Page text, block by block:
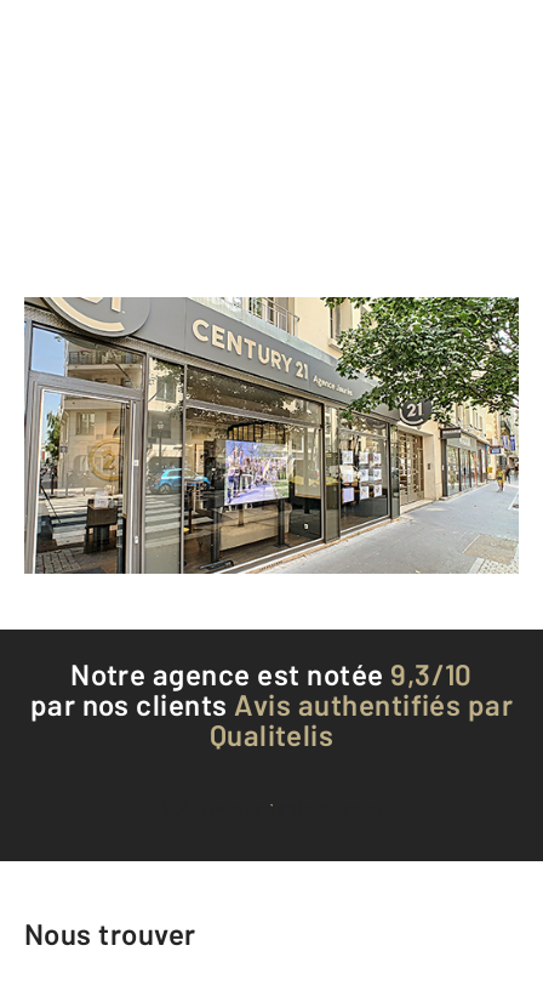
CENTURY 21 Agence Jaurès
247 bis boulevard Jean Jaurès
BOULOGNE BILLANCOURT - 92100
Envoyer un message
Téléphoner à l'agence
Notre agence est notée 9,3/10
par nos clients Avis authentifiés par
Qualitelis
Voir tous les avis clients
Nous trouver